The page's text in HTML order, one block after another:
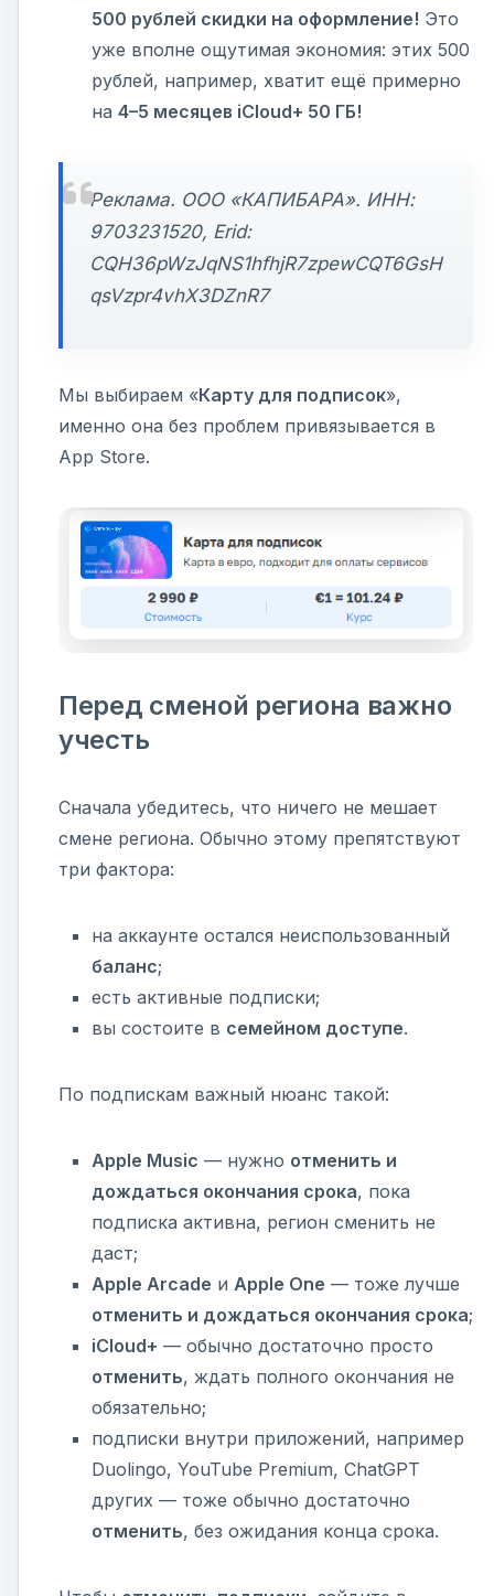
500 рублей скидки на оформление! Это
уже вполне ощутимая экономия: этих 500
рублей, например, хватит ещё примерно
на 4–5 месяцев iCloud+ 50 ГБ!
Реклама. ООО «КАПИБАРА». ИНН:
9703231520, Erid:
CQH36pWzJqNS1hfhjR7zpewCQT6GsH
qsVzpr4vhX3DZnR7
Мы выбираем «Карту для подписок»,
именно она без проблем привязывается в
App Store.
Перед сменой региона важно
учесть
Сначала убедитесь, что ничего не мешает
смене региона. Обычно этому препятствуют
три фактора:
на аккаунте остался неиспользованный
баланс;
есть активные подписки;
вы состоите в семейном доступе.
По подпискам важный нюанс такой:
Apple Music — нужно отменить и
дождаться окончания срока, пока
подписка активна, регион сменить не
даст;
Apple Arcade и Apple One — тоже лучше
отменить и дождаться окончания срока;
iCloud+ — обычно достаточно просто
отменить, ждать полного окончания не
обязательно;
подписки внутри приложений, например
Duolingo, YouTube Premium, ChatGPT
других — тоже обычно достаточно
отменить, без ожидания конца срока.